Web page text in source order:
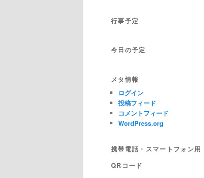
行事予定
今日の予定
メタ情報
ログイン
投稿フィード
コメントフィード
WordPress.org
携帯電話・スマートフォン用
QRコード